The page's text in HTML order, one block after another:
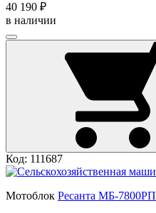
40 190 ₽
в наличии
Код: 111687
Мотоблок Ресанта МБ-7800РП